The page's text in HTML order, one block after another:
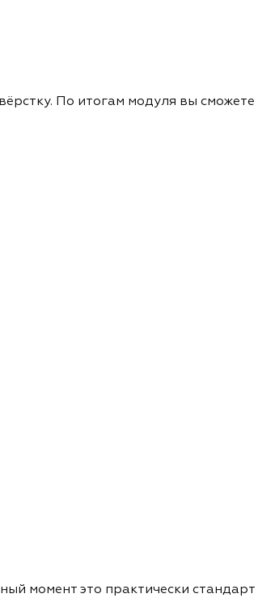
По итогам модуля вы сможете
момент это практически стандарт